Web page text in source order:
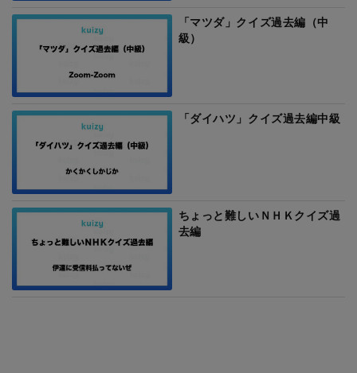
「マツダ」クイズ過去編（中
級）
「ダイハツ」クイズ過去編中級
ちょっと難しいＮＨＫクイズ過
去編